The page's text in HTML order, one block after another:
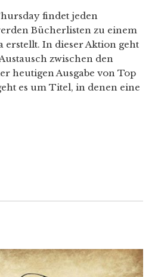
findet jeden
Bücherlisten zu einem
erstellt. In dieser Aktion geht
zwischen den
heutigen Ausgabe von Top
es um Titel, in denen eine